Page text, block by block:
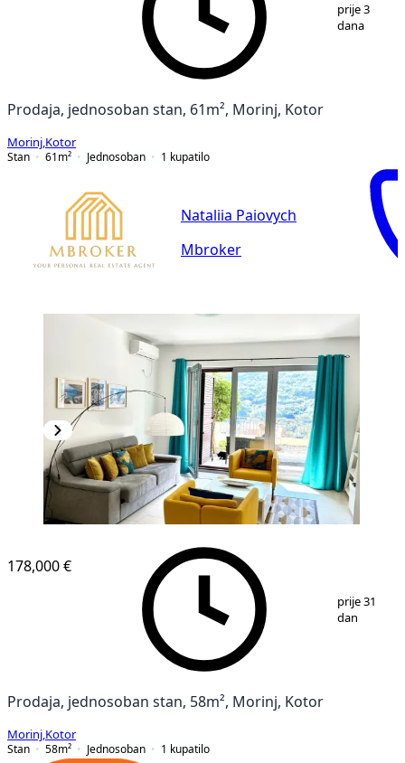
prije 3
dana
Prodaja, jednosoban stan, 61m², Morinj, Kotor
Morinj Kotor
Stan
61 m² Jednosoban 1 kupatilo
Nataliia Paiovych
Mbroker
/15
178,000 €
prije 31
dan
Prodaja, jednosoban stan, 58m², Morinj, Kotor
Morinj Kotor
Stan
58m² Jednosoban 1 kupatilo